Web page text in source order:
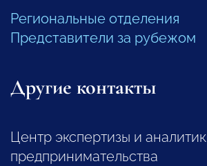
Региональные отделения
Представители за рубежом
Другие контакты
Центр экспертизы и
предпринимательства